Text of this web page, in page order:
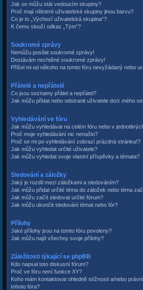
Jak se můžu stát vedoucím skupiny?
Proč mají některé uživatelské skupiny jinou barvu?
Co je to „Výchozí uživatelská skupina“?
K čemu slouží odkaz „Tým“?
Soukromé zprávy
Nemůžu posílat soukromé zprávy!
Dostávám nechtěné soukromé zprávy!
Přišel mi od někoho na tomto fóru nevyžádaný nebo
Přátelé a nepřátelé
Co jsou seznamy přátel a nepřátel?
Jak můžu přidat nebo odstranit uživatele do/z mého
Vyhledávání ve fóru
Jak můžu vyhledávat na celém fóru nebo v
Proč moje vyhledávání nic nenašlo?
Proč se mi po vyhledávání zobrazí prázdná stránka!?
Jak můžu vyhledat určité uživatele?
Jak můžu vyhledat svoje vlastní příspěvky a témata?
Sledování a záložky
Jaký je rozdíl mezi záložkami a sledováním?
Jak můžu přidat určité téma do záložek nebo téma
Jak můžu začít sledovat určité fórum?
Jak můžu ukončit sledování témat nebo fór?
Přílohy
Jaké přílohy jsou na tomto fóru povoleny?
Jak můžu najít všechny svoje přílohy?
Záležitosti týkající se phpBB
Kdo napsal toto diskusní fórum?
Proč ve fóru není funkce XY?
Koho mám kontaktovat ohledně stížnosti a/nebo
tohoto fóra?